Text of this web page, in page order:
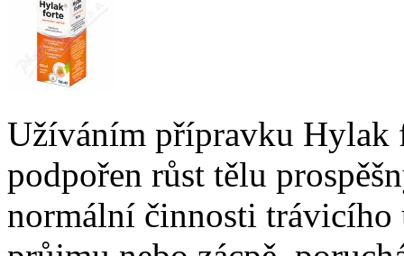
Užíváním přípravku Hylak
podpořen růst tělu
normální činnosti